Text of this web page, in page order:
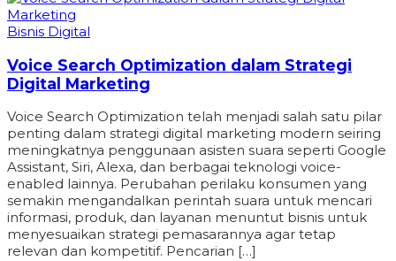
Bisnis Digital
Voice Search Optimization dalam Strategi
Digital Marketing
Voice Search Optimization telah menjadi salah satu pilar
penting dalam strategi digital marketing modern seiring
meningkatnya penggunaan asisten suara seperti Google
Assistant, Siri, Alexa, dan berbagai teknologi voice-
enabled lainnya. Perubahan perilaku konsumen yang
semakin mengandalkan perintah suara untuk mencari
informasi, produk, dan layanan menuntut bisnis untuk
menyesuaikan strategi pemasarannya agar tetap
relevan dan kompetitif. Pencarian […]